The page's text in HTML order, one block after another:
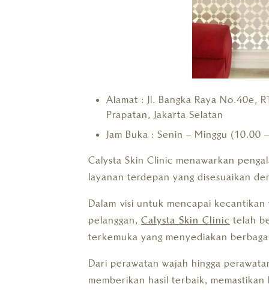
Alamat : Jl. Bangka Raya No.40e,
Prapatan, Jakarta Selatan
Jam Buka : Senin – Minggu (10.00
Calysta Skin Clinic menawarkan
layanan terdepan yang disesuaikan
Dalam visi untuk mencapai kecantikan
pelanggan, Calysta Skin Clinic telah
terkemuka yang menyediakan
Dari perawatan wajah hingga
memberikan hasil terbaik,